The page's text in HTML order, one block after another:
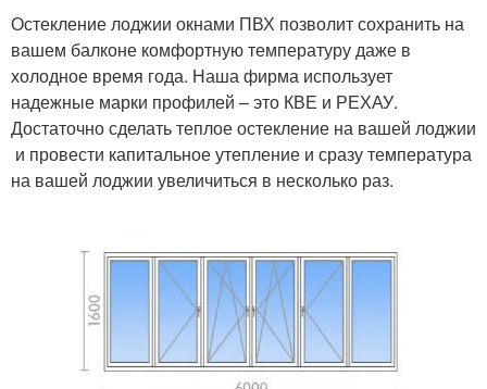
Остекление лоджии окнами ПВХ позволит сохранить на
вашем балконе комфортную температуру даже в
холодное время года. Наша фирма использует
надежные марки профилей – это КВЕ и РЕХАУ.
Достаточно сделать теплое остекление на вашей лоджии
и провести капитальное утепление и сразу температура
на вашей лоджии увеличиться в несколько раз.